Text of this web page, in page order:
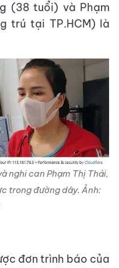
(38 tuổi) và Phạm
trú tại TP.HCM) là
nghi can Phạm Thị Thái,
trong đường dây. Ảnh:
đơn trình báo của